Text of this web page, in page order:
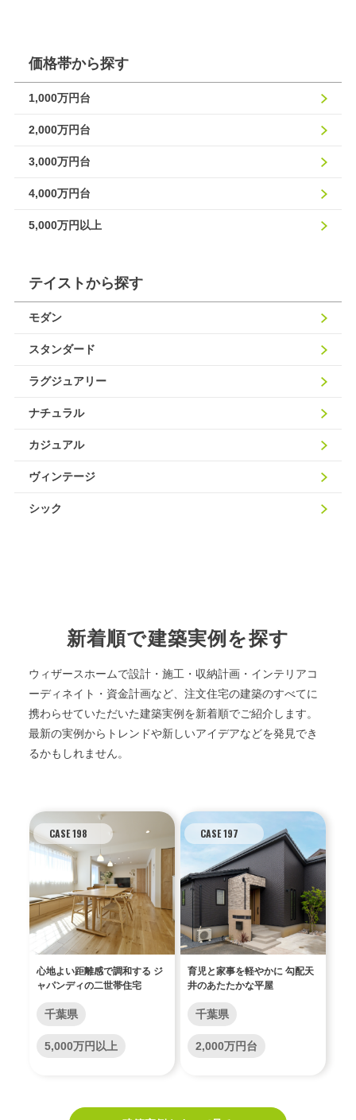
価格帯から探す
1,000万円台
2,000万円台
3,000万円台
4,000万円台
5,000万円以上
テイストから探す
モダン
スタンダード
ラグジュアリー
ナチュラル
カジュアル
ヴィンテージ
シック
新着順で建築実例を探す
ウィザースホームで設計・施工・収納計画・インテリアコ
ーディネイト・資金計画など、注文住宅の建築のすべてに
携わらせていただいた建築実例を新着順でご紹介します。
最新の実例からトレンドや新しいアイデアなどを発見でき
るかもしれません。
CASE 198
心地よい距離感で調和する ジ
ャパンディの二世帯住宅
千葉県
5,000万円以上
CASE 197
育児と家事を軽やかに 勾配天
井のあたたかな平屋
千葉県
2,000万円台